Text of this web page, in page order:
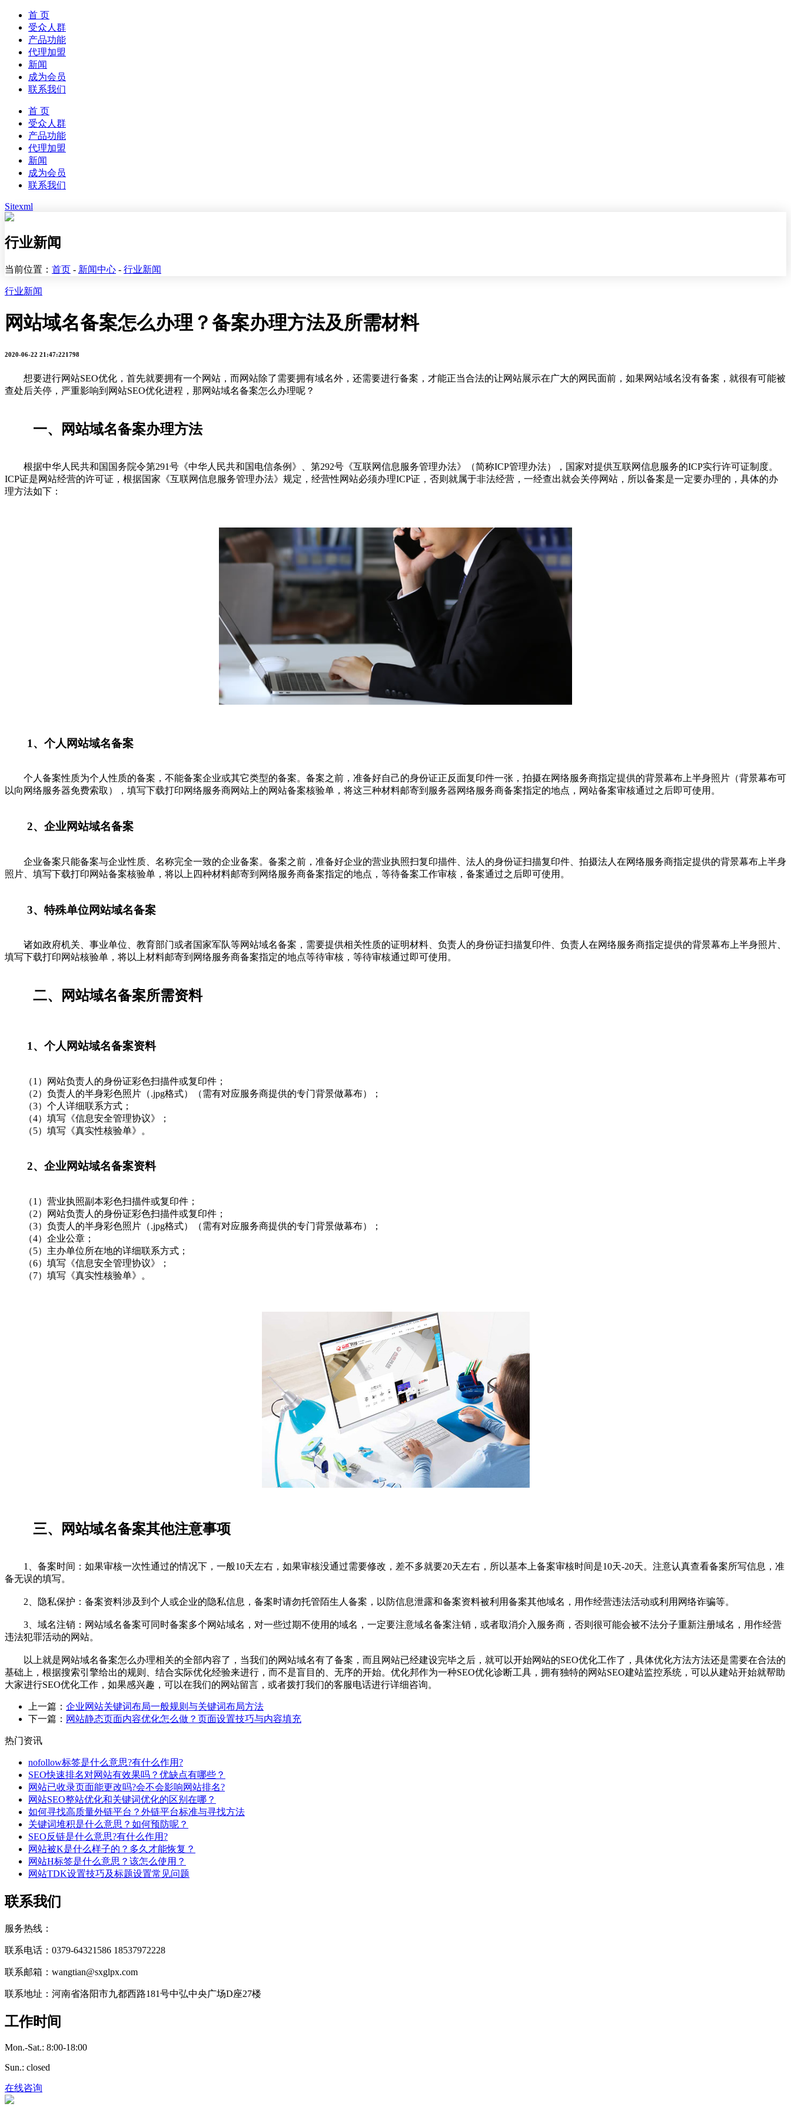
首 页
受众人群
产品功能
代理加盟
新闻
成为会员
联系我们
首 页
受众人群
产品功能
代理加盟
新闻
成为会员
联系我们
Sitexml
行业新闻
当前位置： 首页 - 新闻中心 - 行业新闻
行业新闻
网站域名备案怎么办理？备案办理方法及所需材料
2020-06-22 21:47:221798
想要进行网站SEO优化，首先就要拥有一个网站，而网站除了需要拥有域名外，还需要进行备案，才能正当合法的让网站展示在广大的网民面前，如果网站域名没有备案，就很有可能被
查处后关停，严重影响到网站SEO优化进程，那网站域名备案怎么办理呢？
一、网站域名备案办理方法
根据中华人民共和国国务院令第291号《中华人民共和国电信条例》、第292号《互联网信息服务管理办法》（简称ICP管理办法），国家对提供互联网信息服务的ICP实行许可证制度。
ICP证是网站经营的许可证，根据国家《互联网信息服务管理办法》规定，经营性网站必须办理ICP证，否则就属于非法经营，一经查出就会关停网站，所以备案是一定要办理的，具体的办
理方法如下：
1、个人网站域名备案
个人备案性质为个人性质的备案，不能备案企业或其它类型的备案。备案之前，准备好自己的身份证正反面复印件一张，拍摄在网络服务商指定提供的背景幕布上半身照片（背景幕布可
以向网络服务器免费索取），填写下载打印网络服务商网站上的网站备案核验单，将这三种材料邮寄到服务器网络服务商备案指定的地点，网站备案审核通过之后即可使用。
2、企业网站域名备案
企业备案只能备案与企业性质、名称完全一致的企业备案。备案之前，准备好企业的营业执照扫复印描件、法人的身份证扫描复印件、拍摄法人在网络服务商指定提供的背景幕布上半身
照片、填写下载打印网站备案核验单，将以上四种材料邮寄到网络服务商备案指定的地点，等待备案工作审核，备案通过之后即可使用。
3、特殊单位网站域名备案
诸如政府机关、事业单位、教育部门或者国家军队等网站域名备案，需要提供相关性质的证明材料、负责人的身份证扫描复印件、负责人在网络服务商指定提供的背景幕布上半身照片、
填写下载打印网站核验单，将以上材料邮寄到网络服务商备案指定的地点等待审核，等待审核通过即可使用。
二、网站域名备案所需资料
1、个人网站域名备案资料
（1）网站负责人的身份证彩色扫描件或复印件；
（2）负责人的半身彩色照片（.jpg格式）（需有对应服务商提供的专门背景做幕布）；
（3）个人详细联系方式；
（4）填写《信息安全管理协议》；
（5）填写《真实性核验单》。
2、企业网站域名备案资料
（1）营业执照副本彩色扫描件或复印件；
（2）网站负责人的身份证彩色扫描件或复印件；
（3）负责人的半身彩色照片（.jpg格式）（需有对应服务商提供的专门背景做幕布）；
（4）企业公章；
（5）主办单位所在地的详细联系方式；
（6）填写《信息安全管理协议》；
（7）填写《真实性核验单》。
三、网站域名备案其他注意事项
1、备案时间：如果审核一次性通过的情况下，一般10天左右，如果审核没通过需要修改，差不多就要20天左右，所以基本上备案审核时间是10天-20天。注意认真查看备案所写信息，准
备无误的填写。
2、隐私保护：备案资料涉及到个人或企业的隐私信息，备案时请勿托管陌生人备案，以防信息泄露和备案资料被利用备案其他域名，用作经营违法活动或利用网络诈骗等。
3、域名注销：网站域名备案可同时备案多个网站域名，对一些过期不使用的域名，一定要注意域名备案注销，或者取消介入服务商，否则很可能会被不法分子重新注册域名，用作经营
违法犯罪活动的网站。
以上就是网站域名备案怎么办理相关的全部内容了，当我们的网站域名有了备案，而且网站已经建设完毕之后，就可以开始网站的SEO优化工作了，具体优化方法方法还是需要在合法的
基础上，根据搜索引擎给出的规则、结合实际优化经验来进行，而不是盲目的、无序的开始。优化邦作为一种SEO优化诊断工具，拥有独特的网站SEO建站监控系统，可以从建站开始就帮助
大家进行SEO优化工作，如果感兴趣，可以在我们的网站留言，或者拨打我们的客服电话进行详细咨询。
上一篇： 企业网站关键词布局一般规则与关键词布局方法
下一篇： 网站静态页面内容优化怎么做？页面设置技巧与内容填充
热门资讯
nofollow标签是什么意思?有什么作用?
SEO快速排名对网站有效果吗？优缺点有哪些？
网站已收录页面能更改吗?会不会影响网站排名?
网站SEO整站优化和关键词优化的区别在哪？
如何寻找高质量外链平台？外链平台标准与寻找方法
关键词堆积是什么意思？如何预防呢？
SEO反链是什么意思?有什么作用?
网站被K是什么样子的？多久才能恢复？
网站H标签是什么意思？该怎么使用？
网站TDK设置技巧及标题设置常见问题
联系我们
服务热线：
联系电话：0379-64321586 18537972228
联系邮箱：wangtian@sxglpx.com
联系地址：河南省洛阳市九都西路181号中弘中央广场D座27楼
工作时间
Mon.-Sat.: 8:00-18:00
Sun.: closed
在线咨询